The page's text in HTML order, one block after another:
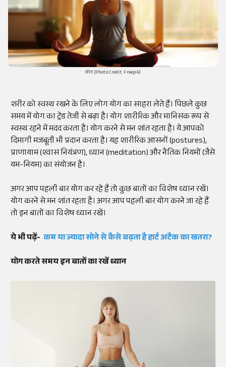
योग (Photo Credit: Freepik)
शरीर को स्वस्थ रखने के लिए लोग योग का साहरा लेते हैं। पिछले कुछ
समय में योग का ट्रेंड तेजी से बढ़ा है। योग शारीरिक और मानिसक रूप से
स्वस्थ रहने में मदद करता है। योग करने से मन शांत रहता है। ये आपको
दिमागी मजबूती भी प्रदान करता है। यह शारीरिक आसनों (postures),
प्राणायाम (श्वास नियंत्रण), ध्यान (meditation) और नैतिक नियमों (जैसे
यम-नियम) का संयोजन है।
अगर आप पहली बार योग कर रहे हैं तो कुछ बातों का विशेष ध्यान रखें।
योग करने से मन शांत रहता है। अगर आप पहली बार योग करने जा रहे हैं
तो इन बातों का विशेष ध्यान रखें।
ये भी पढ़ें- कम या ज्यादा सोने से कैसे बढ़ता है हार्ट अटैक का खतरा?
योग करते समय इन बातों का रखें ध्यान